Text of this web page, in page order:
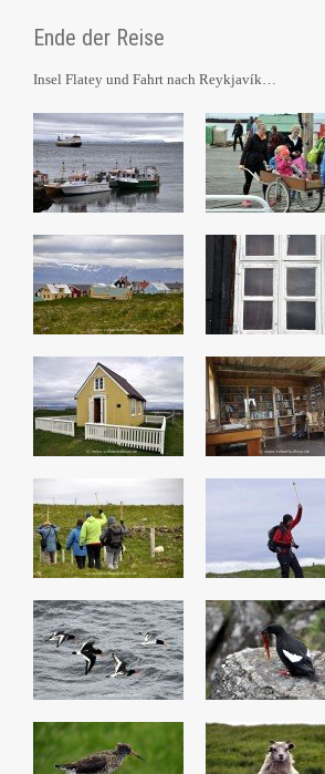
Ende der Reise
Insel Flatey und Fahrt nach Reykjavík…